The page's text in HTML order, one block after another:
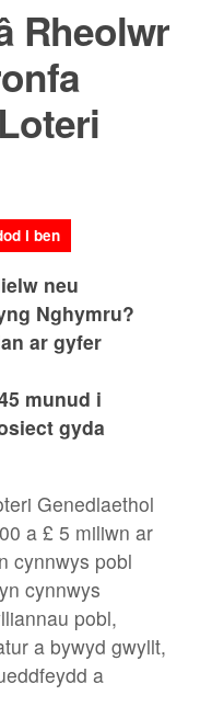
Rheolwr
i ben
neu
Nghymru?
ar gyfer
munud i
gyda
Genedlaethol
a £ 5 miliwn ar
cynnwys pobl
cynnwys
pobl,
a bywyd gwyllt,
a